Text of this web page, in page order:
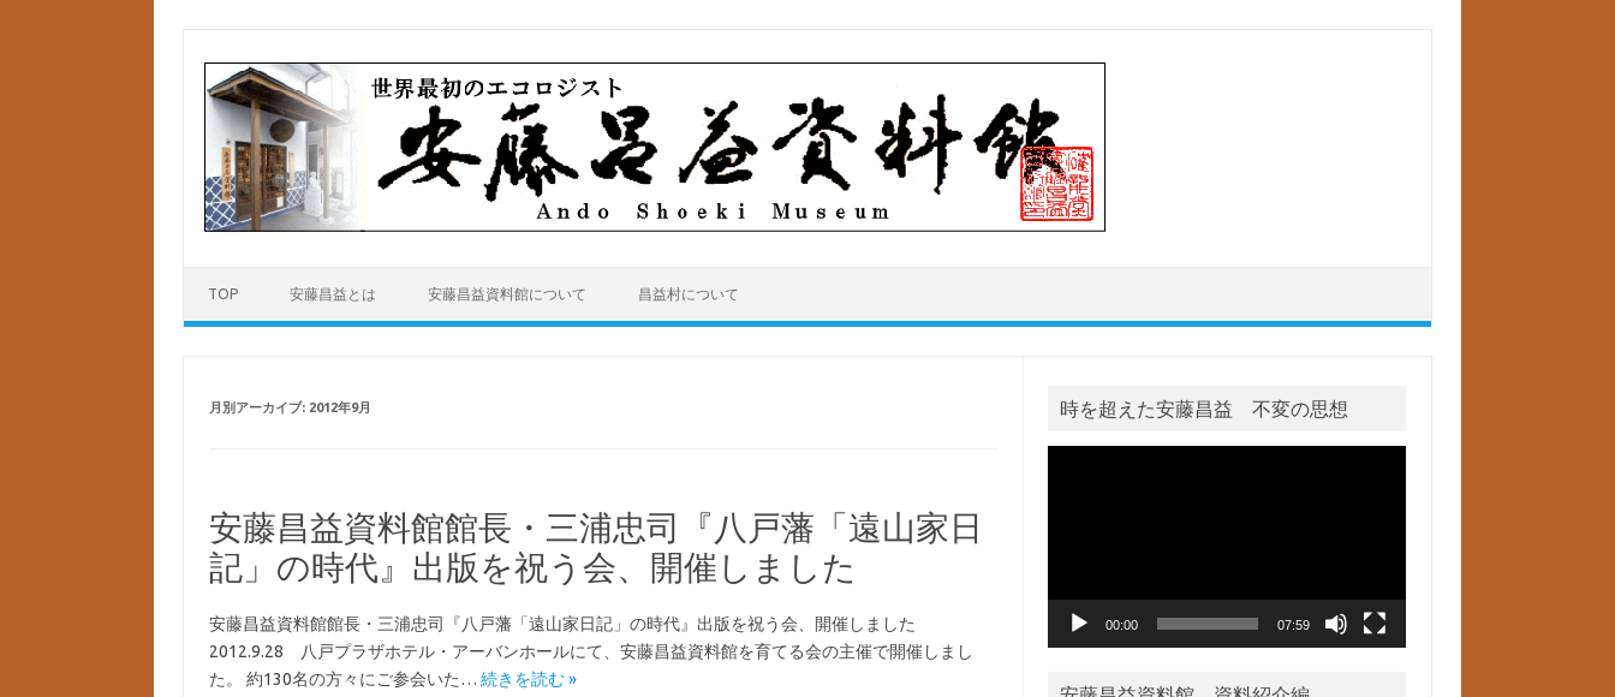
TOP 安藤昌益とは 安藤昌益資料館について 昌益村について
月別アーカイブ: 2012年9月
安藤昌益資料館館長・三浦忠司『八戸藩「遠山家日
記」の時代』出版を祝う会、開催しました
安藤昌益資料館館長・三浦忠司『八戸藩「遠山家日記」の時代』出版を祝う会、開催しました
2012.9.28 八戸プラザホテル・アーバンホールにて、安藤昌益資料館を育てる会の主催で開催しまし
た。 約130名の方々にご参会いた… 続きを読む »
時を超えた安藤昌益 不変の思想
00:00 07:59